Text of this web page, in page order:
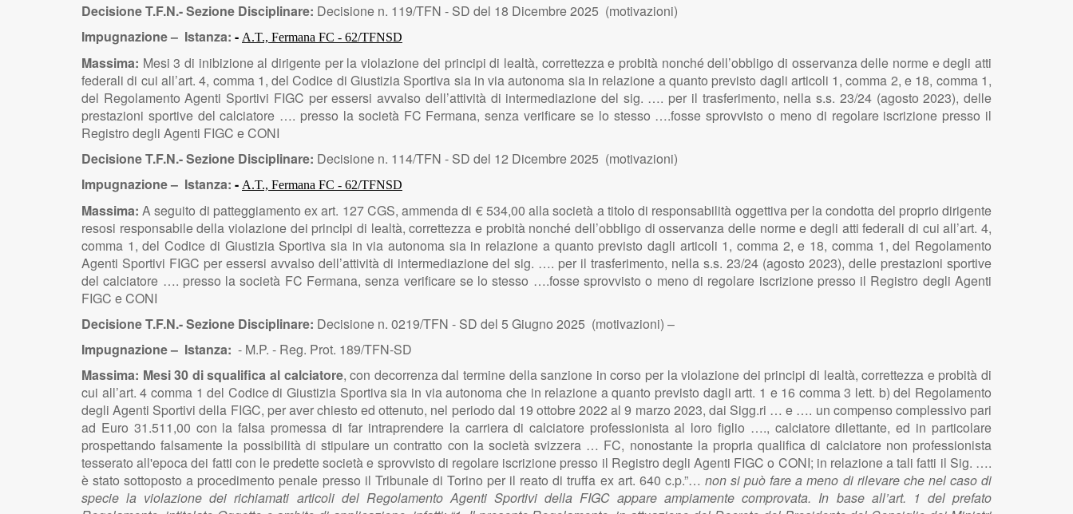
Decisione T.F.N.- Sezione Disciplinare: Decisione n. 119/TFN - SD del 18 Dicembre 2025 (motivazioni)
Impugnazione – Istanza: - A.T., Fermana FC - 62/TFNSD
Massima: Mesi 3 di inibizione al dirigente per laviolazione dei principi di lealtà, correttezza e probità nonché dell’obbligo di osservanza delle norme e degli atti
federali di cui all’art. 4, comma 1, del Codice di Giustizia Sportiva sia in via autonoma sia in relazione a quanto previsto dagli articoli 1, comma 2, e 18, comma 1,
del Regolamento Agenti Sportivi FIGC per essersi avvalso dell’attività di intermediazione del sig. …. per il trasferimento, nella s.s. 23/24 (agosto 2023), delle
prestazioni sportive del calciatore …. presso la società FC Fermana, senza verificare se lo stesso ….fosse sprovvisto o meno di regolare iscrizione presso il
Registro degli Agenti FIGC e CONI
Decisione T.F.N.- Sezione Disciplinare: Decisione n. 114/TFN - SD del 12 Dicembre 2025 (motivazioni)
Impugnazione – Istanza: - A.T., Fermana FC - 62/TFNSD
Massima: A seguito di patteggiamento ex art. 127 CGS, ammenda di € 534,00 alla società a titolo di responsabilità oggettiva per la condotta del proprio dirigente
resosi responsabile della violazione dei principi di lealtà, correttezza e probità nonché dell’obbligo di osservanza delle norme e degli atti federali di cui all’art. 4,
comma 1, del Codice di Giustizia Sportiva sia in via autonoma sia in relazione a quanto previsto dagli articoli 1, comma 2, e 18, comma 1, del Regolamento
Agenti Sportivi FIGC per essersi avvalso dell’attività di intermediazione del sig. …. per il trasferimento, nella s.s. 23/24 (agosto 2023), delle prestazioni sportive
del calciatore …. presso la società FC Fermana, senza verificare se lo stesso ….fosse sprovvisto o meno di regolare iscrizione presso il Registro degli Agenti
FIGC e CONI
Decisione T.F.N.- Sezione Disciplinare: Decisione n. 0219/TFN - SD del 5 Giugno 2025 (motivazioni) –
Impugnazione – Istanza: - M.P. - Reg. Prot. 189/TFN-SD
Massima: Mesi 30 di squalifica al calciatore, con decorrenza dal termine della sanzione in corso per la violazione dei principi di lealtà, correttezza e probità di
cui all’art. 4 comma 1 del Codice di Giustizia Sportiva sia in via autonoma che in relazione a quanto previsto dagli artt. 1 e 16 comma 3 lett. b) del Regolamento
degli Agenti Sportivi della FIGC, per aver chiesto ed ottenuto, nel periodo dal 19 ottobre 2022 al 9 marzo 2023, dai Sigg.ri … e …. un compenso complessivo pari
ad Euro 31.511,00 con la falsa promessa di far intraprendere la carriera di calciatore professionista al loro figlio …., calciatore dilettante, ed in particolare
prospettando falsamente la possibilità di stipulare un contratto con la società svizzera … FC, nonostante la propria qualifica di calciatore non professionista
tesserato all'epoca dei fatti con le predette società e sprovvisto di regolare iscrizione presso il Registro degli Agenti FIGC o CONI; in relazione a tali fatti il Sig. ….
è stato sottoposto a procedimento penale presso il Tribunale di Torino per il reato di truffa ex art. 640 c.p.”… non si può fare a meno di rilevare che nel caso di
specie la violazione dei richiamati articoli del Regolamento Agenti Sportivi della FIGC appare ampiamente comprovata. In base all’art. 1 del prefato